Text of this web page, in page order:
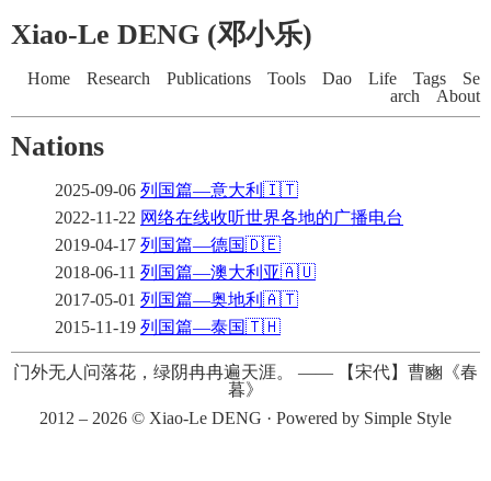
Xiao-Le DENG (邓小乐)
Home Research Publications Tools Dao Life Tags
Se
arch
About
Nations
2025-09-06 列国篇—意大利🇮🇹
2022-11-22 网络在线收听世界各地的广播电台
2019-04-17 列国篇—德国🇩🇪
2018-06-11 列国篇—澳大利亚🇦🇺
2017-05-01 列国篇—奥地利🇦🇹
2015-11-19 列国篇—泰国🇹🇭
门外无人问落花，绿阴冉冉遍天涯。 ——
【宋代】曹豳《春
暮》
2012 – 2026 © Xiao-Le DENG · Powered by Simple Style